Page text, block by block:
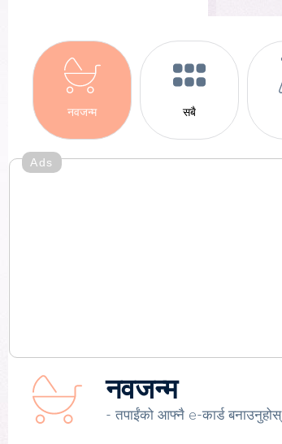
नवजन्म सबै
Ads
नवजन्म
- तपाईंको आफ्नै e-कार्ड बनाउनुहोस्